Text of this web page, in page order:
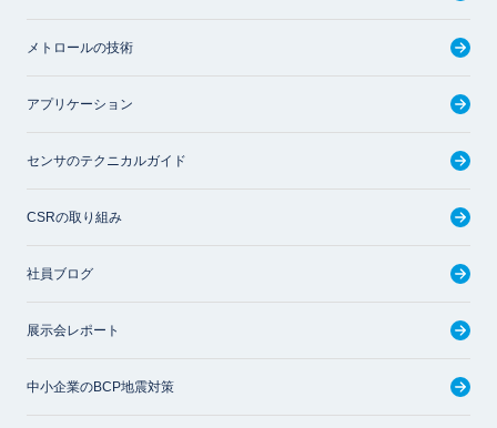
メトロールの技術
アプリケーション
センサのテクニカルガイド
CSRの取り組み
社員ブログ
展示会レポート
中小企業のBCP地震対策